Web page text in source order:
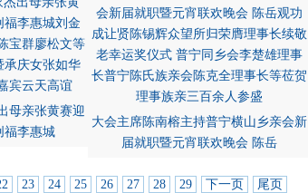
母亲张黄赛迎
福李惠城
大会主席陈南榕主持普宁横山乡亲会新
届就职暨元宵联欢晚会 陈岳
23 24 25 26 27 28 29 下一页 尾页